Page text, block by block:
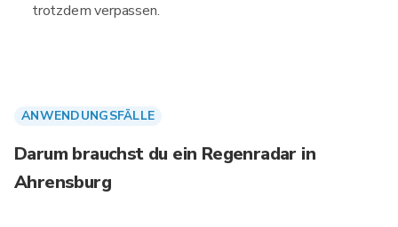
trotzdem verpassen.
ANWENDUNGSFÄLLE
Darum brauchst du ein Regenradar in
Ahrensburg